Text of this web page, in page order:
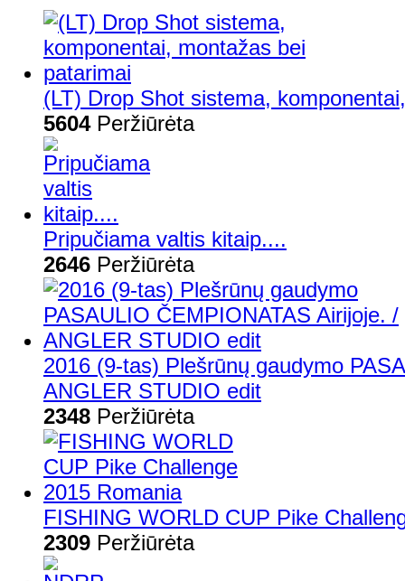
(LT) Drop Shot sistema,
5604Peržiūrėta
Pripučiama valtis kitaip....
2646 Peržiūrėta
2016 (9-tas) Plešrūnų gaudymo
ANGLER STUDIO edit
2348 Peržiūrėta
FISHING WORLD CUP Pike
2309 Peržiūrėta